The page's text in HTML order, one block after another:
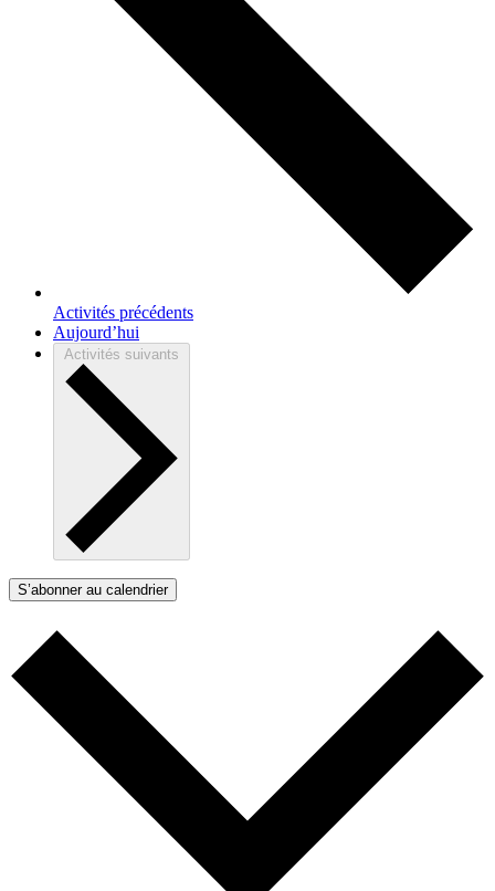
Activités précédents
Aujourd’hui
Activités suivants
S’abonner au calendrier